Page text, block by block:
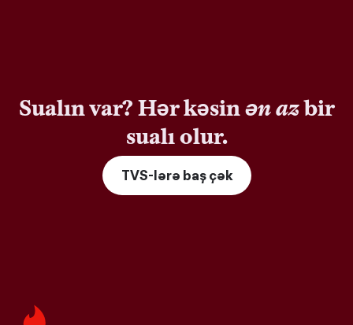
Sualın var? Hər kəsinən azbir
sualı olur.
TVS-lərə baş çək